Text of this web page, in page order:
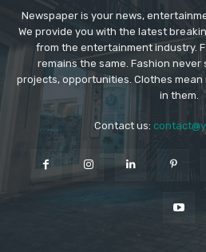
Newspaper is your news,
We provide you with the latest
from the entertainment industry.
remains the same. Fashion never
projects, opportunities. Clothes
in them.
Contact us: